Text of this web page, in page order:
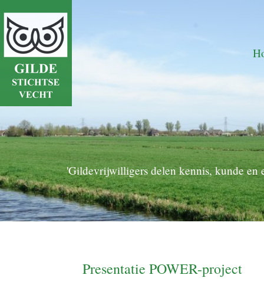
'Gildevrijwilligers delen kennis, kunde en
Presentatie POWER-project